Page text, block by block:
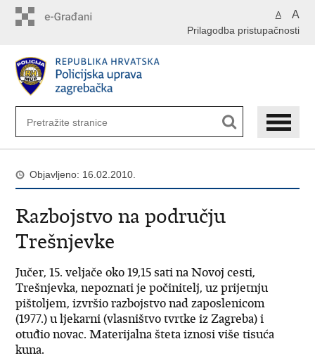
A A
Prilagodba pristupačnosti
Objavljeno: 16.02.2010.
Razbojstvo na području
Trešnjevke
Jučer, 15. veljače oko 19,15 sati na Novoj cesti,
Trešnjevka, nepoznati je počinitelj, uz prijetnju
pištoljem, izvršio razbojstvo nad zaposlenicom
(1977.) u ljekarni (vlasništvo tvrtke iz Zagreba) i
otuđio novac. Materijalna šteta iznosi više tisuća
kuna.